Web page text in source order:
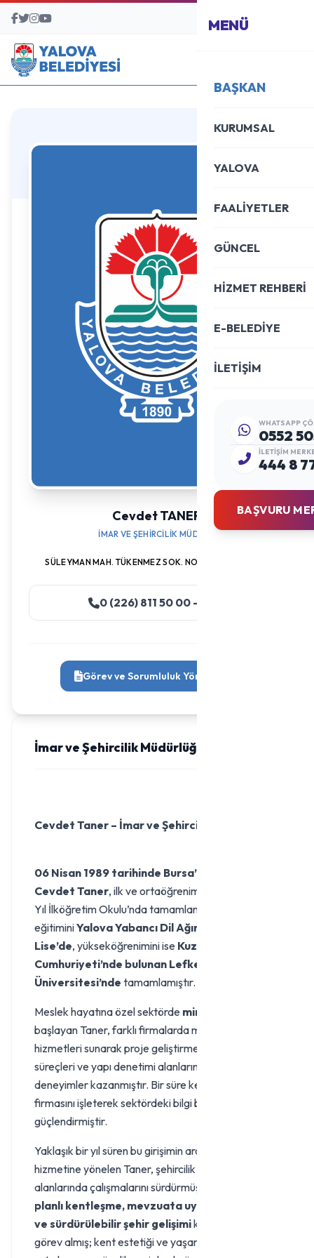
BAŞVURU MERKEZİ
MENÜ
BAŞKAN
KURUMSAL
YALOVA
FAALİYETLER
GÜNCEL
HİZMET REHBERİ
E-BELEDİYE
İLETİŞİM
WHATSAPP
0552
İLETIŞIM
444 8
BAŞVURU
Cevdet TANER
İMAR VE ŞEHIRCILIK MÜDÜRÜ
SÜLEYMAN MAH. TÜKENMEZ SOK. NO:5 KAT: ZEMIN-1-2
0 (226) 811 50 00 - 1443
Görev ve Sorumluluk Yönetmeliği
İmar ve Şehircilik Müdürlüğü
Cevdet Taner – İmar ve Şehircilik Müdürü
06 Nisan 1989 tarihinde Bursa’da doğan
Cevdet Taner, ilk ve ortaöğrenimini Armutlu 75.
Yıl İlköğretim Okulu’nda tamamlamıştır. Lise
eğitiminiYalova Yabancı Dil Ağırlıklı Süper
Lise’de, yükseköğrenimini ise Kuzey Kıbrıs Türk
Cumhuriyeti’nde bulunan Lefke Avrupa
Üniversitesi’nde tamamlamıştır.
Meslek hayatına özel sektörde mimar
başlayan Taner, farklı firmalarda mimarlık
hizmetleri sunarak proje geliştirme, uygulama
süreçleri ve yapı denetimi alanlarında önemli
deneyimler kazanmıştır. Bir süre kendi yapı denetim
firmasını işleterek sektördeki bilgi birikimini daha da
güçlendirmiştir.
Yaklaşık bir yıl süren bu girişimin ardından kamu
hizmetine yönelen Taner, şehircilik ve imar
alanlarında çalışmalarını sürdürmüştür. Özellikle
planlı kentleşme, mevzuata uygun yapılaşma
ve sürdürülebilir şehir gelişimikonularında aktif
görev almış; kent estetiği ve yaşam kalitesinin